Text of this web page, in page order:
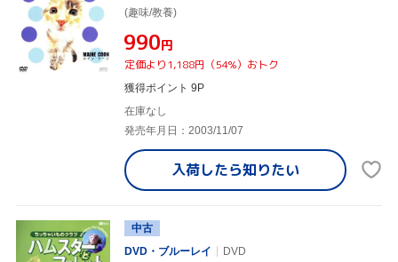
(趣味/教養)
¥990円
定価より1,188円（54%）おトク
獲得ポイント 9P
在庫なし
発売年月日：2003/11/07
入荷したら知りたい
中古
DVD・ブルーレイ
DVD